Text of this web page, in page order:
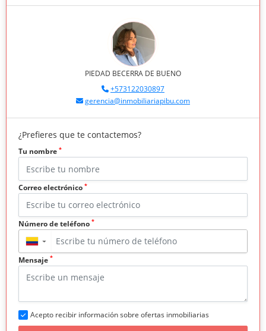
PIEDAD BECERRA DE BUENO
+573122030897
gerencia@inmobiliariapibu.com
¿Prefieres que te contactemos?
Tu nombre *
Correo electrónico *
Número de teléfono *
▼
Mensaje *
Acepto recibir información sobre ofertas inmobiliarias